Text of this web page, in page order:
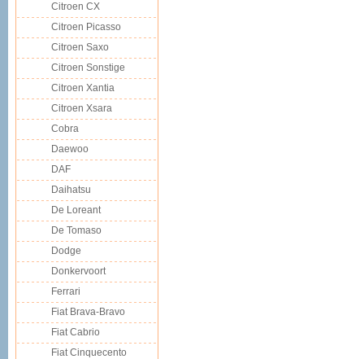
Citroen CX
Citroen Picasso
Citroen Saxo
Citroen Sonstige
Citroen Xantia
Citroen Xsara
Cobra
Daewoo
DAF
Daihatsu
De Loreant
De Tomaso
Dodge
Donkervoort
Ferrari
Fiat Brava-Bravo
Fiat Cabrio
Fiat Cinquecento